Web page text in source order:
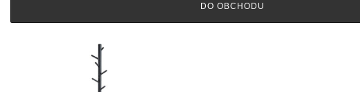
DO OBCHODU